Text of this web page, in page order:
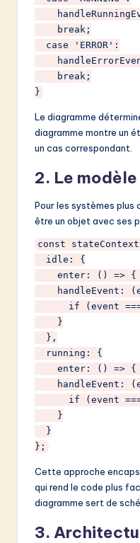
    break;
  case 'ERROR':
    break;
Le diagramme
diagramme montre un
un cas correspondant.
2. Le
Pour les systèmes
être un objet avec ses
const
  idle: {
enter: () => {
handleEvent:
if (event
    }
  },
  running: {
enter: () =>
handleEvent:
if (event
    }
  }
Cette approche
qui rend le code plus
diagramme sert de
3.